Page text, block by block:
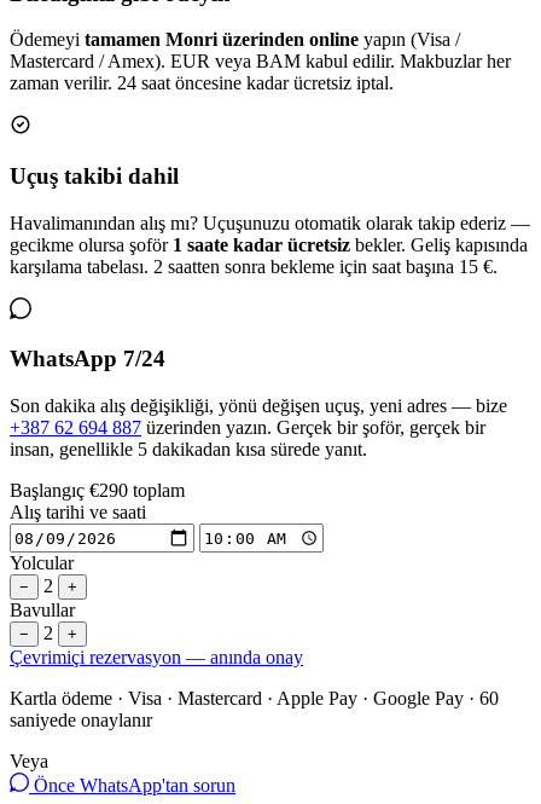
Ödemeyi tamamen Monri üzerinden online yapın (Visa /
Mastercard / Amex). EUR veya BAM kabul edilir. Makbuzlar her
zaman verilir. 24 saat öncesine kadar ücretsiz iptal.
Uçuş takibi dahil
Havalimanından alış mı? Uçuşunuzu otomatik olarak takip ederiz —
gecikme olursa şoför 1 saate kadar ücretsiz bekler. Geliş kapısında
karşılama tabelası. 2 saatten sonra bekleme için saat başına 15 €.
WhatsApp 7/24
Son dakika alış değişikliği, yönü değişen uçuş, yeni adres — bize
+387 62 694 887 üzerinden yazın. Gerçek bir şoför, gerçek bir
insan, genellikle 5 dakikadan kısa sürede yanıt.
Başlangıç €290 toplam
Alış tarihi ve saati
Yolcular
− 2 +
Bavullar
− 2 +
Çevrimiçi rezervasyon — anında onay
Kartla ödeme · Visa · Mastercard · Apple Pay · Google Pay · 60
saniyede onaylanır
Veya
Önce WhatsApp'tan sorun